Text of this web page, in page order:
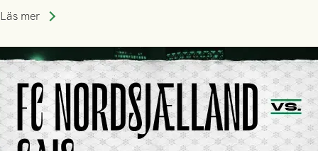
Park! Fredrik Holmberg och ledarstaben har tagit ut följande
Läs mer